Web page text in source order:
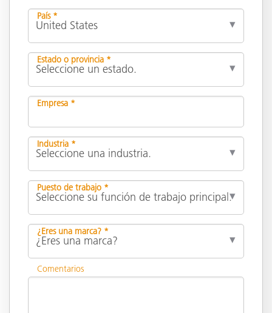
País *
Estado o provincia *
Empresa *
Industria *
Puesto de trabajo *
¿Eres una marca? *
Comentarios